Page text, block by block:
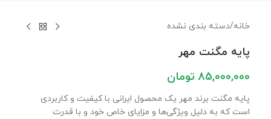
خانه/دسته بندی نشده
پایه مگنت مهر
85,000,000 تومان
پایه مگنت برند مهر یک محصول ایرانی با کیفیت و کاربردی
است که به دلیل ویژگی‌ها و مزایای خاص خود و با قدرت